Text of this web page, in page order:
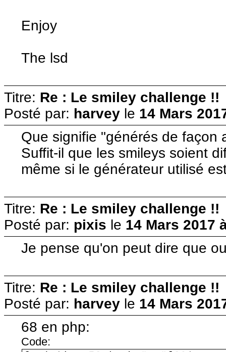
Enjoy
The lsd
Titre: Re : Le smiley challenge !!
Posté par: harvey le 14 Mars
Que signifie "générés de façon
Suffit-il que les smileys soient
même si le générateur utilisé
Titre: Re : Le smiley challenge !!
Posté par: pixis le 14 Mars 2017
Je pense qu'on peut dire que
Titre: Re : Le smiley challenge !!
Posté par: harvey le 14 Mars
68 en php:
Code: